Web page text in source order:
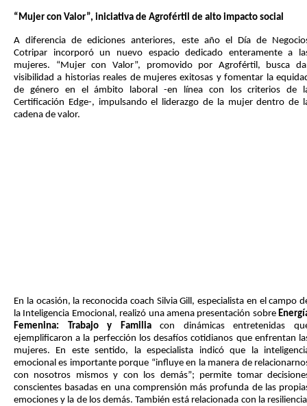
“Mujer con Valor”, iniciativa de Agrofértil de alto impacto social
A diferencia de ediciones anteriores, este año el Día de
Cotripar incorporó un nuevo espacio dedicado enteramente a
mujeres. “Mujer con Valor”, promovido por Agrofértil, busca
visibilidad a historias reales de mujeres exitosas y fomentar la
de género en el ámbito laboral -en línea con los criterios de
Certificación Edge-, impulsando el liderazgo de la mujer dentro de
cadena de valor.
En la ocasión, la reconocida coach Silvia Gill, especialista en el campo
la Inteligencia Emocional, realizó una amena presentación sobre
Femenina: Trabajo y Familiacon dinámicas entretenidas
ejemplificaron a la perfección los desafíos cotidianos que enfrentan
mujeres. En este sentido, la especialista indicó que la
emocional es importante porque “influye en la manera de
con nosotros mismos y con los demás”; permite tomar
conscientes basadas en una comprensión más profunda de las
emociones y la de los demás. También está relacionada con la